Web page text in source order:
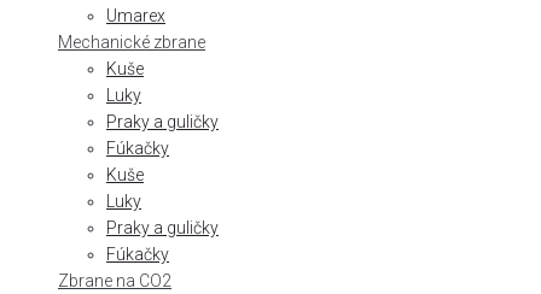
Umarex
Mechanické zbrane
Kuše
Luky
Praky a guličky
Fúkačky
Kuše
Luky
Praky a guličky
Fúkačky
Zbrane na CO2